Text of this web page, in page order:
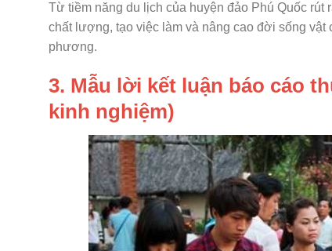
Từ tiềm năng du lịch của huyện đảo Phú Quốc
chất lượng, tạo việc làm và nâng cao đời sống
phương.
3. Mẫu lời kết luận báo cáo
kinh nghiệm)